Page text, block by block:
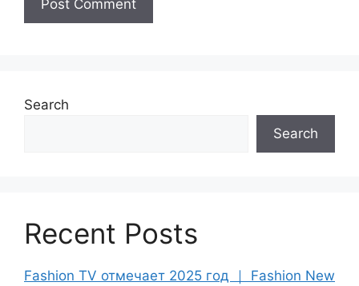
Search
Search
Recent Posts
Fashion TV отмечает 2025 год ｜ Fashion New